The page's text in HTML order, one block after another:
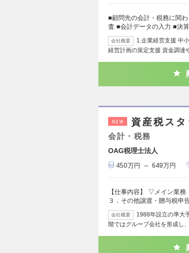
■顧問先の会計・税務に関
査 ■会計データの入力 ■決
会社概要
1.企業経営支援 中
経営計画の策定支援 資金調
NEW 資産税ス
会計・税務
OAG税理士法人
450万円 ～ 649万円
【仕事内容】 ▽メイン業
３．その他譲渡・贈与税申
会社概要
1988年設立の準大
階ではグループ会社を形成し